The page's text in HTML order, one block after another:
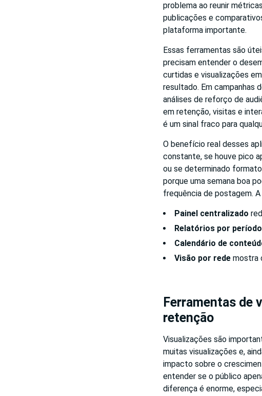
problema ao reunir
publicações e
plataforma importante.
Essas ferramentas são
precisam entender o
curtidas e visualizações
resultado. Em campanhas
análises de reforço de
em retenção, visitas e
é um sinal fraco para
O benefício real desses
constante, se houve pico
ou se determinado
porque uma semana boa
frequência de postagem.
Painel centralizado
Relatórios por período
Calendário de
Visão por rede mostra
Ferramentas de
retenção
Visualizações são
muitas visualizações e,
impacto sobre o
entender se o público
diferença é enorme,